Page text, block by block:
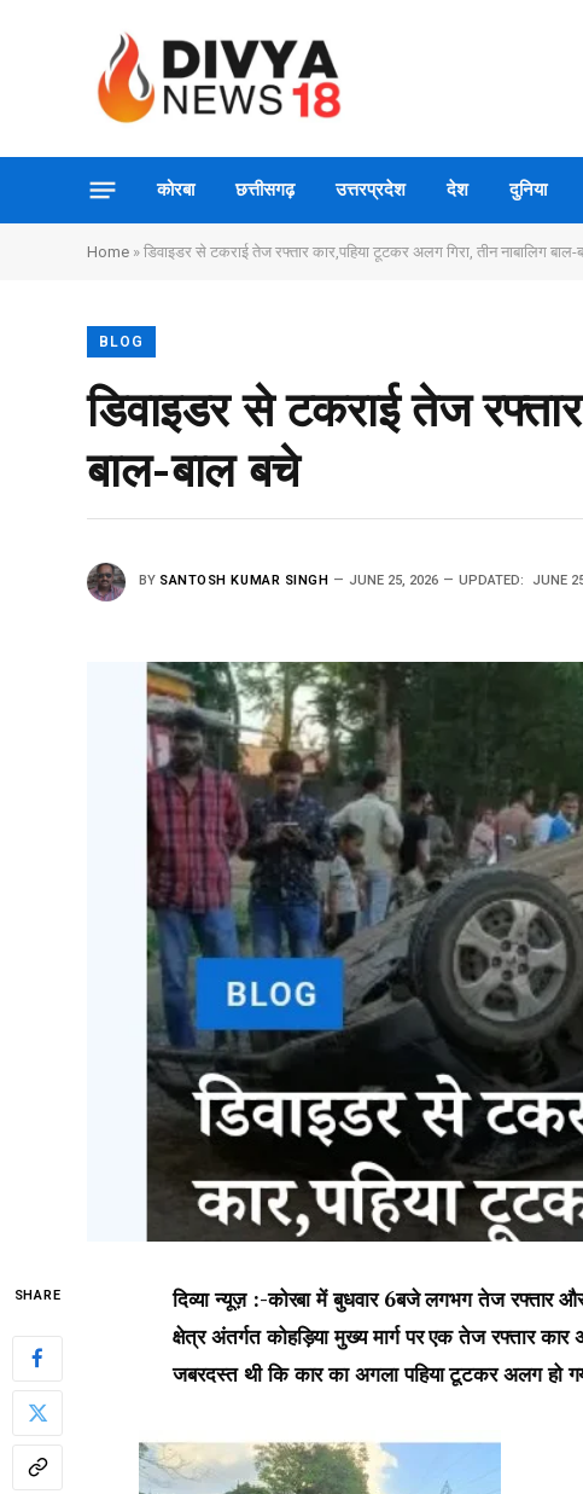
कोरबा छत्तीसगढ़ उत्तरप्रदेश देश दुनिया
Home » डिवाइडर से टकराई तेज रफ्तार कार,पहिया टूटकर अलग गिरा, तीन नाबालिग बाल-
BLOG
डिवाइडर से टकराई तेज
बाल-बाल बचे
BY SANTOSH KUMAR SINGH JUNE 25, 2026 UPDATED: JUNE
SHARE
दिव्या न्यूज़ :-कोरबा में बुधवार 6बजे लगभग तेज रफ्तार
क्षेत्र अंतर्गत कोहड़िया मुख्य मार्ग पर एक तेज रफ्तार
जबरदस्त थी कि कार का अगला पहिया टूटकर अलग हो